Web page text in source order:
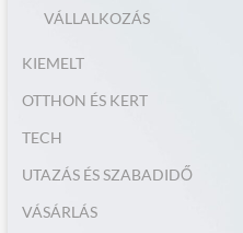
VÁLLALKOZÁS
KIEMELT
OTTHON ÉS KERT
TECH
UTAZÁS ÉS SZABADIDŐ
VÁSÁRLÁS